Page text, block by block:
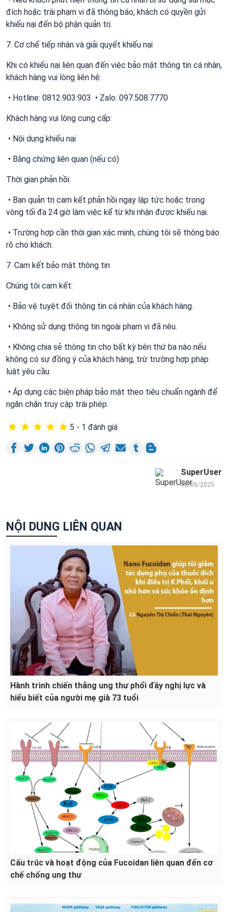
đích hoặc trái phạm vi đã thông báo, khách có quyền gửi
khiếu nại đến bộ phận quản trị.
7. Cơ chế tiếp nhận và giải quyết khiếu nại
Khi có khiếu nại liên quan đến việc bảo mật thông tin cá nhân,
khách hàng vui lòng liên hệ:
• Hotline: 0812.903.903 • Zalo: 097.508.7770
Khách hàng vui lòng cung cấp:
• Nội dung khiếu nại
• Bằng chứng liên quan (nếu có)
Thời gian phản hồi:
• Ban quản trị cam kết phản hồi ngay lập tức hoặc trong
vòng tối đa 24 giờ làm việc kể từ khi nhận được khiếu nại.
• Trường hợp cần thời gian xác minh, chúng tôi sẽ thông báo
rõ cho khách.
7. Cam kết bảo mật thông tin
Chúng tôi cam kết:
• Bảo vệ tuyệt đối thông tin cá nhân của khách hàng.
• Không sử dụng thông tin ngoài phạm vi đã nêu.
• Không chia sẻ thông tin cho bất kỳ bên thứ ba nào nếu
không có sự đồng ý của khách hàng, trừ trường hợp pháp
luật yêu cầu.
• Áp dụng các biện pháp bảo mật theo tiêu chuẩn ngành để
ngăn chặn truy cập trái phép.
5 - 1 đánh giá
SuperUser
02/06/2025
NỘI DUNG LIÊN QUAN
Hành trình chiến thắng ung thư phổi đầy nghị lực và
hiểu biết của người mẹ già 73 tuổi
Cấu trúc và hoạt động của Fucoidan liên quan đến cơ
chế chống ung thư